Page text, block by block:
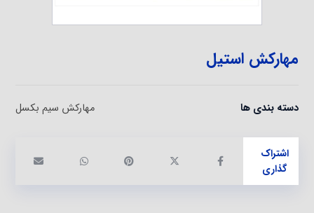
مهارکش استیل
دسته بندی ها مهارکش سیم بکسل